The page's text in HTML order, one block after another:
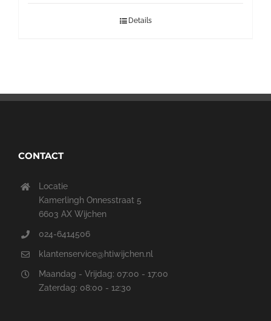
Details
CONTACT
Locatie
Kamerlingh Onnesstraat 5
6603 AX Wijchen
024-6414506
klantenservice@htiwijchen.nl
Maandag - Vrijdag: 07:00 - 17:00
Zaterdag: 08:00 - 12:30